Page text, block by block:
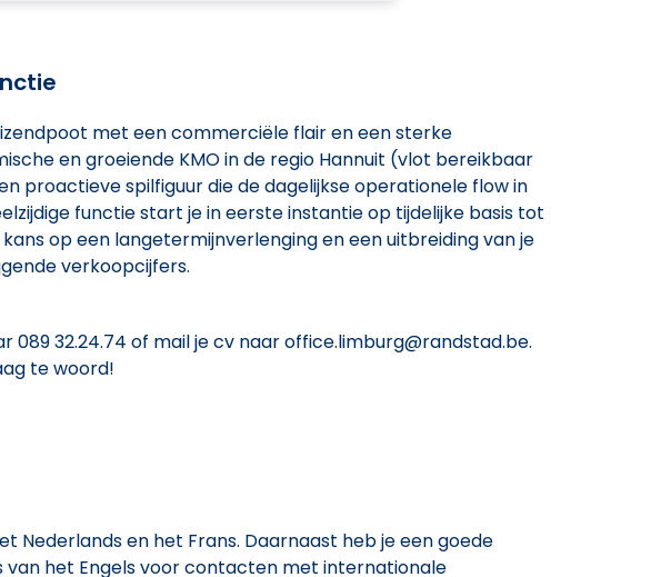
met een commerciële flair en een sterke
en groeiende KMO in de regio Hannuit (vlot bereikbaar
proactieve spilfiguur die de dagelijkse operationele flow in
functie start je in eerste instantie op tijdelijke basis tot
op een langetermijnverlenging en een uitbreiding van je
verkoopcijfers.
089 32.24.74 of mail je cv naar office.limburg@randstad.be.
te woord!
Nederlands en het Frans. Daarnaast heb je een goede
van het Engels voor contacten met internationale